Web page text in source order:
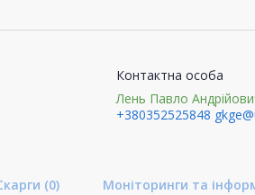
Контактна особа
Лень Павло
+380352525848
(0) Моніторинги та